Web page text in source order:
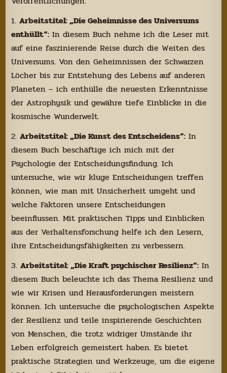
1.Arbeitstitel: „Die Geheimnisse des Universums
enthüllt“: In diesem Buch nehme ich die Leser mit
auf eine faszinierende Reise durch die Weiten des
Universums. Von den Geheimnissen der Schwarzen
Löcher bis zur Entstehung des Lebens auf anderen
Planeten – ich enthülle die neuesten Erkenntnisse
der Astrophysik und gewähre tiefe Einblicke in die
kosmische Wunderwelt.
2.Arbeitstitel: „Die Kunst des Entscheidens“: In
diesem Buch beschäftige ich mich mit der
Psychologie der Entscheidungsfindung. Ich
untersuche, wie wir kluge Entscheidungen treffen
können, wie man mit Unsicherheit umgeht und
welche Faktoren unsere Entscheidungen
beeinflussen. Mit praktischen Tipps und Einblicken
aus der Verhaltensforschung helfe ich den Lesern,
ihre Entscheidungsfähigkeiten zu verbessern.
3.Arbeitstitel: „Die Kraft psychischer Resilienz“: In
diesem Buch beleuchte ich das Thema Resilienz und
wie wir Krisen und Herausforderungen meistern
können. Ich untersuche die psychologischen Aspekte
der Resilienz und teile inspirierende Geschichten
von Menschen, die trotz widriger Umstände ihr
Leben erfolgreich gemeistert haben. Es bietet
praktische Strategien und Werkzeuge, um die eigene